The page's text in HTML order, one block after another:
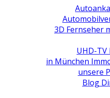
3D Fernseher
UHD-TV
in München
unsere
Blog